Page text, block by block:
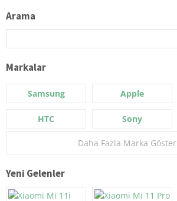
Arama
Markalar
Samsung Apple
HTC Sony
Daha Fazla Marka Göster
Yeni Gelenler